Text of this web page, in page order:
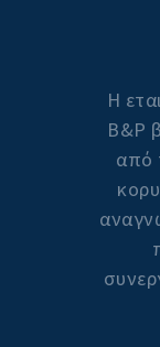
Η
Β&P
από